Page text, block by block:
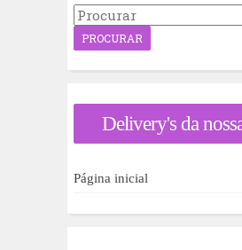
P
r
a
p
r
:
Delivery's da
Página inicial